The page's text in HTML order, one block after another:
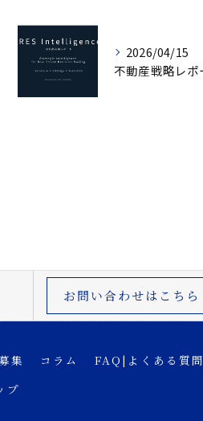
2026/04/15
お問い合わせはこちら
集 コラム
FAQ|よくある質問
プ